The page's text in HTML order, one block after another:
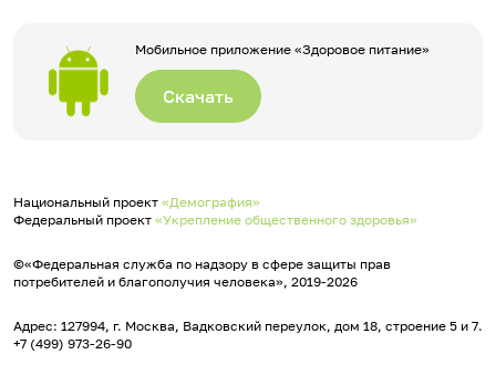
Мобильное приложение «Здоровое питание»
Скачать
Национальный проект «Демография»
Федеральный проект «Укрепление общественного здоровья»
©«Федеральная служба по надзору в сфере защиты прав
потребителей и благополучия человека», 2019-2026
Адрес: 127994, г. Москва, Вадковский переулок, дом 18, строение 5 и 7.
+7 (499) 973-26-90